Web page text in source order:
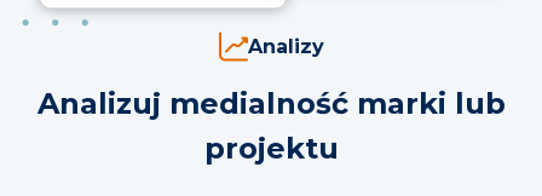
Analizy
Analizuj medialność marki lub
projektu